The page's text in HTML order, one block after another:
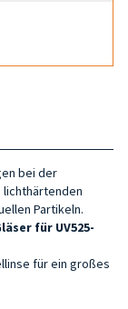
bei der
lichthärtenden
Partikeln.
für UV525-
für ein großes